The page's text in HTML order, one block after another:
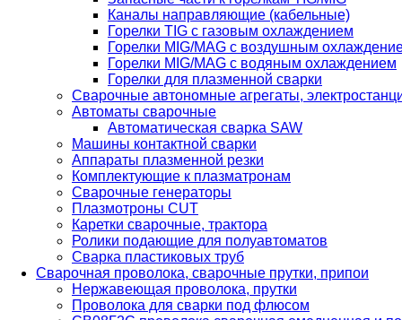
Каналы направляющие (кабельные)
Горелки TIG с газовым охлаждением
Горелки MIG/MAG с воздушным
Горелки MIG/MAG с водяным охлаждением
Горелки для плазменной сварки
Сварочные автономные агрегаты,
Автоматы сварочные
Автоматическая сварка SAW
Машины контактной сварки
Аппараты плазменной резки
Комплектующие к плазматронам
Сварочные генераторы
Плазмотроны CUT
Каретки сварочные, трактора
Ролики подающие для полуавтоматов
Сварка пластиковых труб
Сварочная проволока, сварочные прутки, припои
Нержавеющая проволока, прутки
Проволока для сварки под флюсом